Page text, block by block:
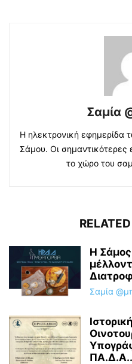
Σαμία
Η ηλεκτρονική εφημερίδα
Σάμου. Οι σημαντικότερες
το χώρο του
Η
Σαμία